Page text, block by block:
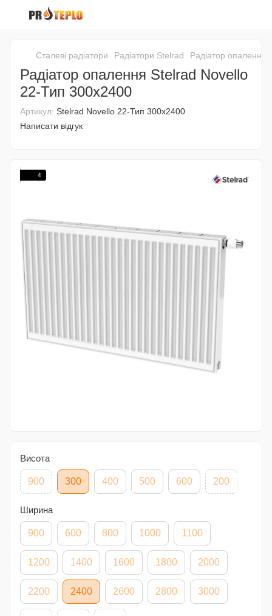
Сталеві радіатори Радіатори Stelrad Радіатор
Радіатор опалення Stelrad Novello
22-Тип 300x2400
Артикул: Stelrad Novello 22-Тип 300x2400
Написати відгук
4
Висота
900 300 400 500 600 200
Ширина
900 600 800 1000 1100
1200 1400 1600 1800 2000
2200 2400 2600 2800 3000